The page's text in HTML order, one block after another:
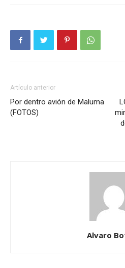
Artículo anterior
Por dentro avión de Maluma
(FOTOS)
Alvaro